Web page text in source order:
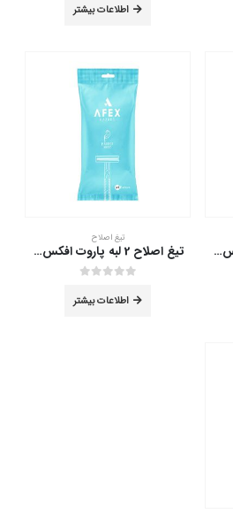
اطلاعات بیشتر
تیغ اصلاح 2 لبه اسپارو افکس بسته 4 عددی
تیغ اصلاح
تیغ اصلاح 2 لبه پاروت افکس بسته 4 عددی
اطلاعات بیشتر